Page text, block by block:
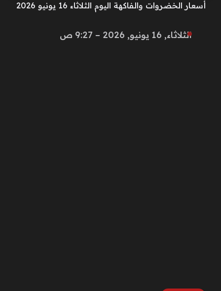
أسعار الخضروات والفاكهة اليوم الثلاثاء 16 يونيو 2026
الثلاثاء, 16 يونيو, 2026 – 9:27 ص